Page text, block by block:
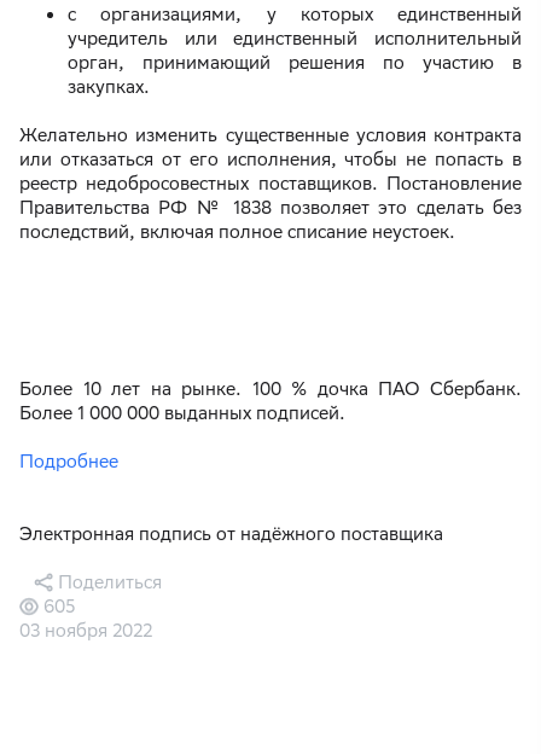
с организациями, у которых единственный
учредитель или единственный исполнительный
орган, принимающий решения по участию в
закупках.
Желательно изменить существенные условия контракта
или отказаться от его исполнения, чтобы не попасть в
реестр недобросовестных поставщиков. Постановление
Правительства РФ № 1838 позволяет это сделать без
последствий, включая полное списание неустоек.
Более 10 лет на рынке. 100 % дочка ПАО Сбербанк.
Более 1 000 000 выданных подписей.
Подробнее
Электронная подпись от надёжного поставщика
03 ноября 2022
605
Поделиться